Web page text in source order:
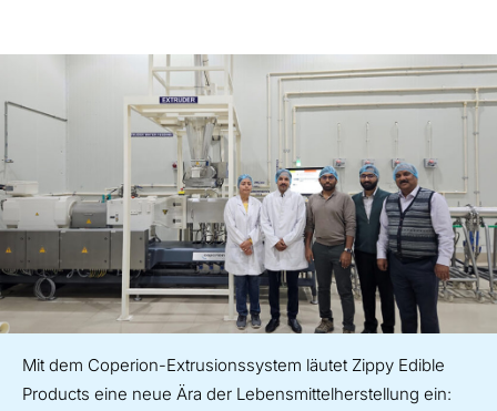
Mit dem Coperion-Extrusionssystem läutet Zippy Edible
Products eine neue Ära der Lebensmittelherstellung ein: